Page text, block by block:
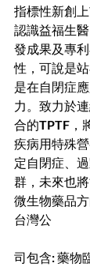
指標性新創
認識益福生
發成果及專
性，可說是
是在自閉症
力。致力於
合的TPTF，
疾病用特殊
定自閉症、
群，未來也
微生物藥品
台灣公
司包含: 藥物